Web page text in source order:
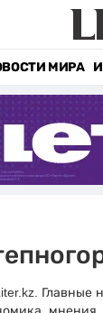
МИРА